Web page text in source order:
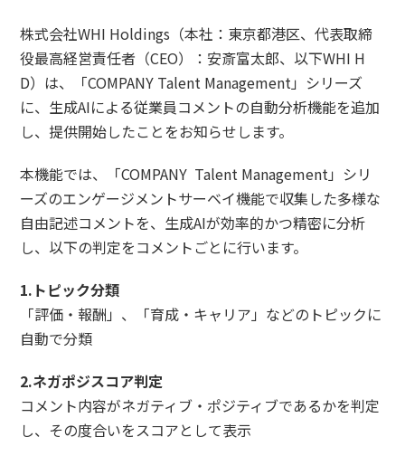
株式会社WHI Holdings（本社：東京都港区、代表取締
役最高経営責任者（CEO）：安斎富太郎、以下WHI H
D）は、「COMPANY Talent Management」シリーズ
に、生成AIによる従業員コメントの自動分析機能を追加
し、提供開始したことをお知らせします。
本機能では、「COMPANY Talent Management」シリ
ーズのエンゲージメントサーベイ機能で収集した多様な
自由記述コメントを、生成AIが効率的かつ精密に分析
し、以下の判定をコメントごとに行います。
1.トピック分類
「評価・報酬」、「育成・キャリア」などのトピックに
自動で分類
2.ネガポジスコア判定
コメント内容がネガティブ・ポジティブであるかを判定
し、その度合いをスコアとして表示